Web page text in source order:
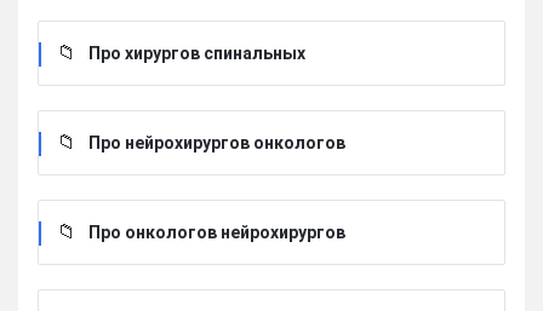
Про хирургов cпинальных
Про нейрохирургов онкологов
Про онкологов нейрохирургов